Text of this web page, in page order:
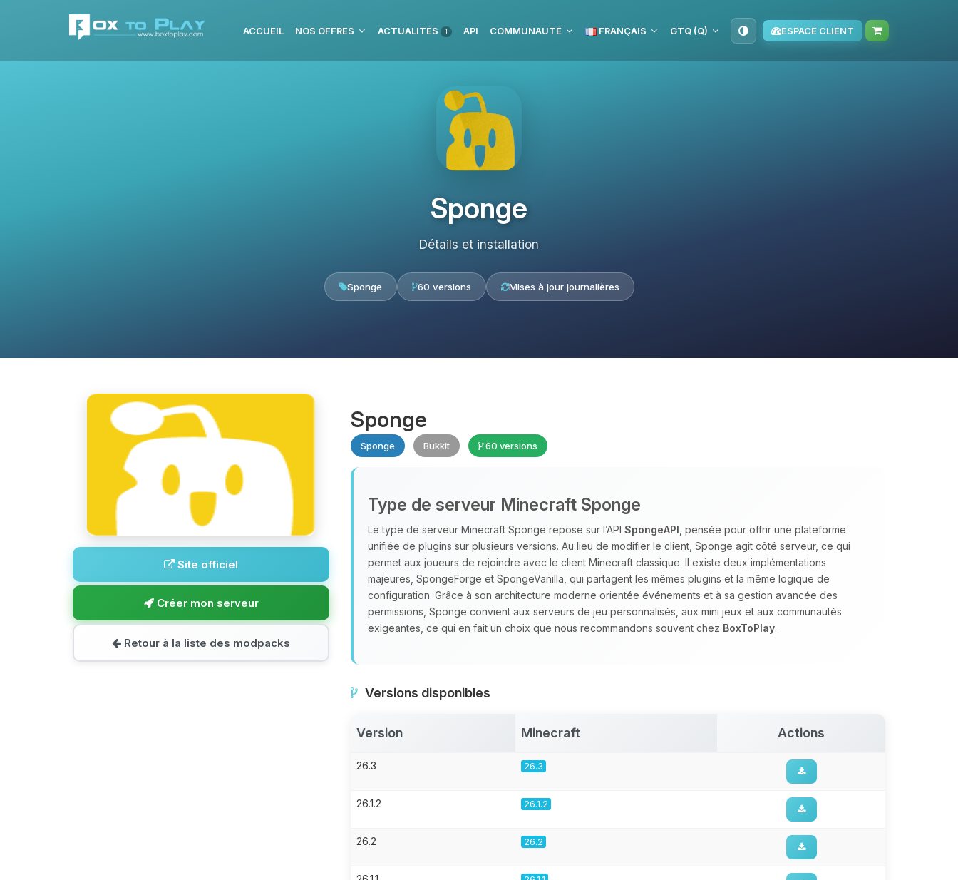
ACCUEIL NOS OFFRES ACTUALITÉS 1 API COMMUNAUTÉ FRANÇAIS GTQ (Q) ESPACE CLIENT
Sponge
Détails et installation
Sponge 60 versions Mises à jour journalières
Site officiel
Créer mon serveur
Retour à la liste des modpacks
Sponge
Sponge Bukkit 60 versions
Type de serveur Minecraft Sponge
Le type de serveur Minecraft Sponge repose sur l’API SpongeAPI , pensée pour offrir une plateforme
unifiée de plugins sur plusieurs versions. Au lieu de modifier le client, Sponge agit côté serveur, ce qui
permet aux joueurs de rejoindre avec le client Minecraft classique. Il existe deux implémentations
majeures, SpongeForge et SpongeVanilla, qui partagent les mêmes plugins et la même logique de
configuration. Grâce à son architecture moderne orientée événements et à sa gestion avancée des
permissions, Sponge convient aux serveurs de jeu personnalisés, aux mini jeux et aux communautés
exigeantes, ce qui en fait un choix que nous recommandons souvent chez BoxToPlay.
Versions disponibles
Version Minecraft Actions
26.3 26.3
26.1.2 26.1.2
26.2 26.2